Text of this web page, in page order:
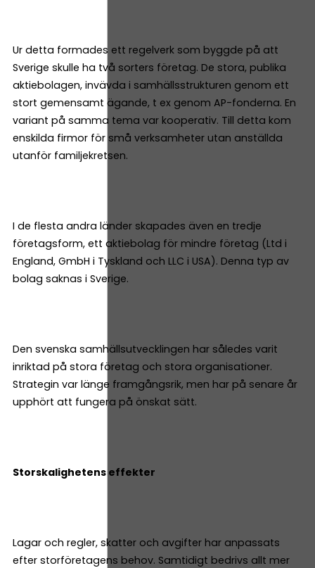
Ur detta formades ett regelverk som byggde på att
Sverige skulle ha två sorters företag. De stora, publika
aktiebolagen, invävda i samhällsstrukturen genom ett
stort gemensamt ägande, t ex genom AP-fonderna. En
variant på samma tema var kooperativ. Till detta kom
enskilda firmor för små verksamheter utan anställda
utanför familjekretsen.
I de flesta andra länder skapades även en tredje
företagsform, ett aktiebolag för mindre företag (Ltd i
England, GmbH i Tyskland och LLC i USA). Denna typ av
bolag saknas i Sverige.
Den svenska samhällsutvecklingen har således varit
inriktad på stora företag och stora organisationer.
Strategin var länge framgångsrik, men har på senare år
upphört att fungera på önskat sätt.
Storskalighetens effekter
Lagar och regler, skatter och avgifter har anpassats
efter storföretagens behov. Samtidigt bedrivs allt mer